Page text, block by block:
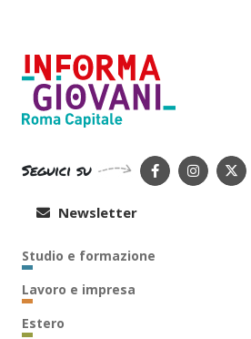
Seguici su
Newsletter
Studio e formazione
Lavoro e impresa
Estero